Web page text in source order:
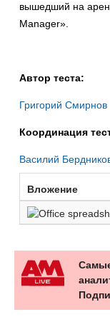
вышедший на
Manager».
Автор теста:
Григорий Смирнов
Координация
Василий
Вложение